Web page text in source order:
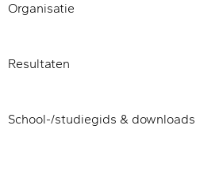
Organisatie
Resultaten
School-/studiegids & downloads